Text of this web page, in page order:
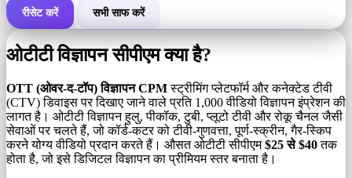
एक अभियान की कुल लागत
इंप्रेशन की संख्या
रीसेट करें सभी साफ करें
ओटीटी विज्ञापन सीपीएम क्या है?
OTT (ओवर-द-टॉप) विज्ञापन CPMस्ट्रीमिंग प्लेटफॉर्म और कनेक्टेड टीवी
(CTV) डिवाइस पर दिखाए जाने वाले प्रति 1,000 वीडियो विज्ञापन इंप्रेशन की
लागत है। ओटीटी विज्ञापन हुलु, पीकॉक, टुबी, प्लूटो टीवी और रोकू चैनल जैसी
सेवाओं पर चलते हैं, जो कॉर्ड-कटर को टीवी-गुणवत्ता, पूर्ण-स्क्रीन, गैर-स्किप
करने योग्य वीडियो प्रदान करते हैं। औसत ओटीटी सीपीएम$25 से $40तक
होता है, जो इसे डिजिटल विज्ञापन का प्रीमियम स्तर बनाता है।